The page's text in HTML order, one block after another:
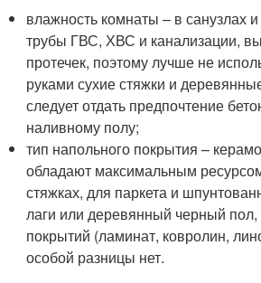
влажность комнаты – в санузлах
трубы ГВС, ХВС и канализации,
протечек, поэтому лучше не
руками сухие стяжки и
следует отдать предпочтение
наливному полу;
тип напольного покрытия –
обладают максимальным
стяжках, для паркета и
лаги или деревянный черный
покрытий (ламинат, ковролин,
особой разницы нет.